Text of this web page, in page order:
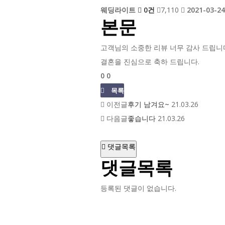
웨딩라이트 0건 7,110 2021-03-24
본문
고객님의 소중한 리뷰 너무 감사 드립니
결혼을 진심으로 축하 드립니다.
0 0
목록
이전글후기 남겨요~ 21.03.26
다음글좋습니다 21.03.26
댓글목록
댓글목록
등록된 댓글이 없습니다.